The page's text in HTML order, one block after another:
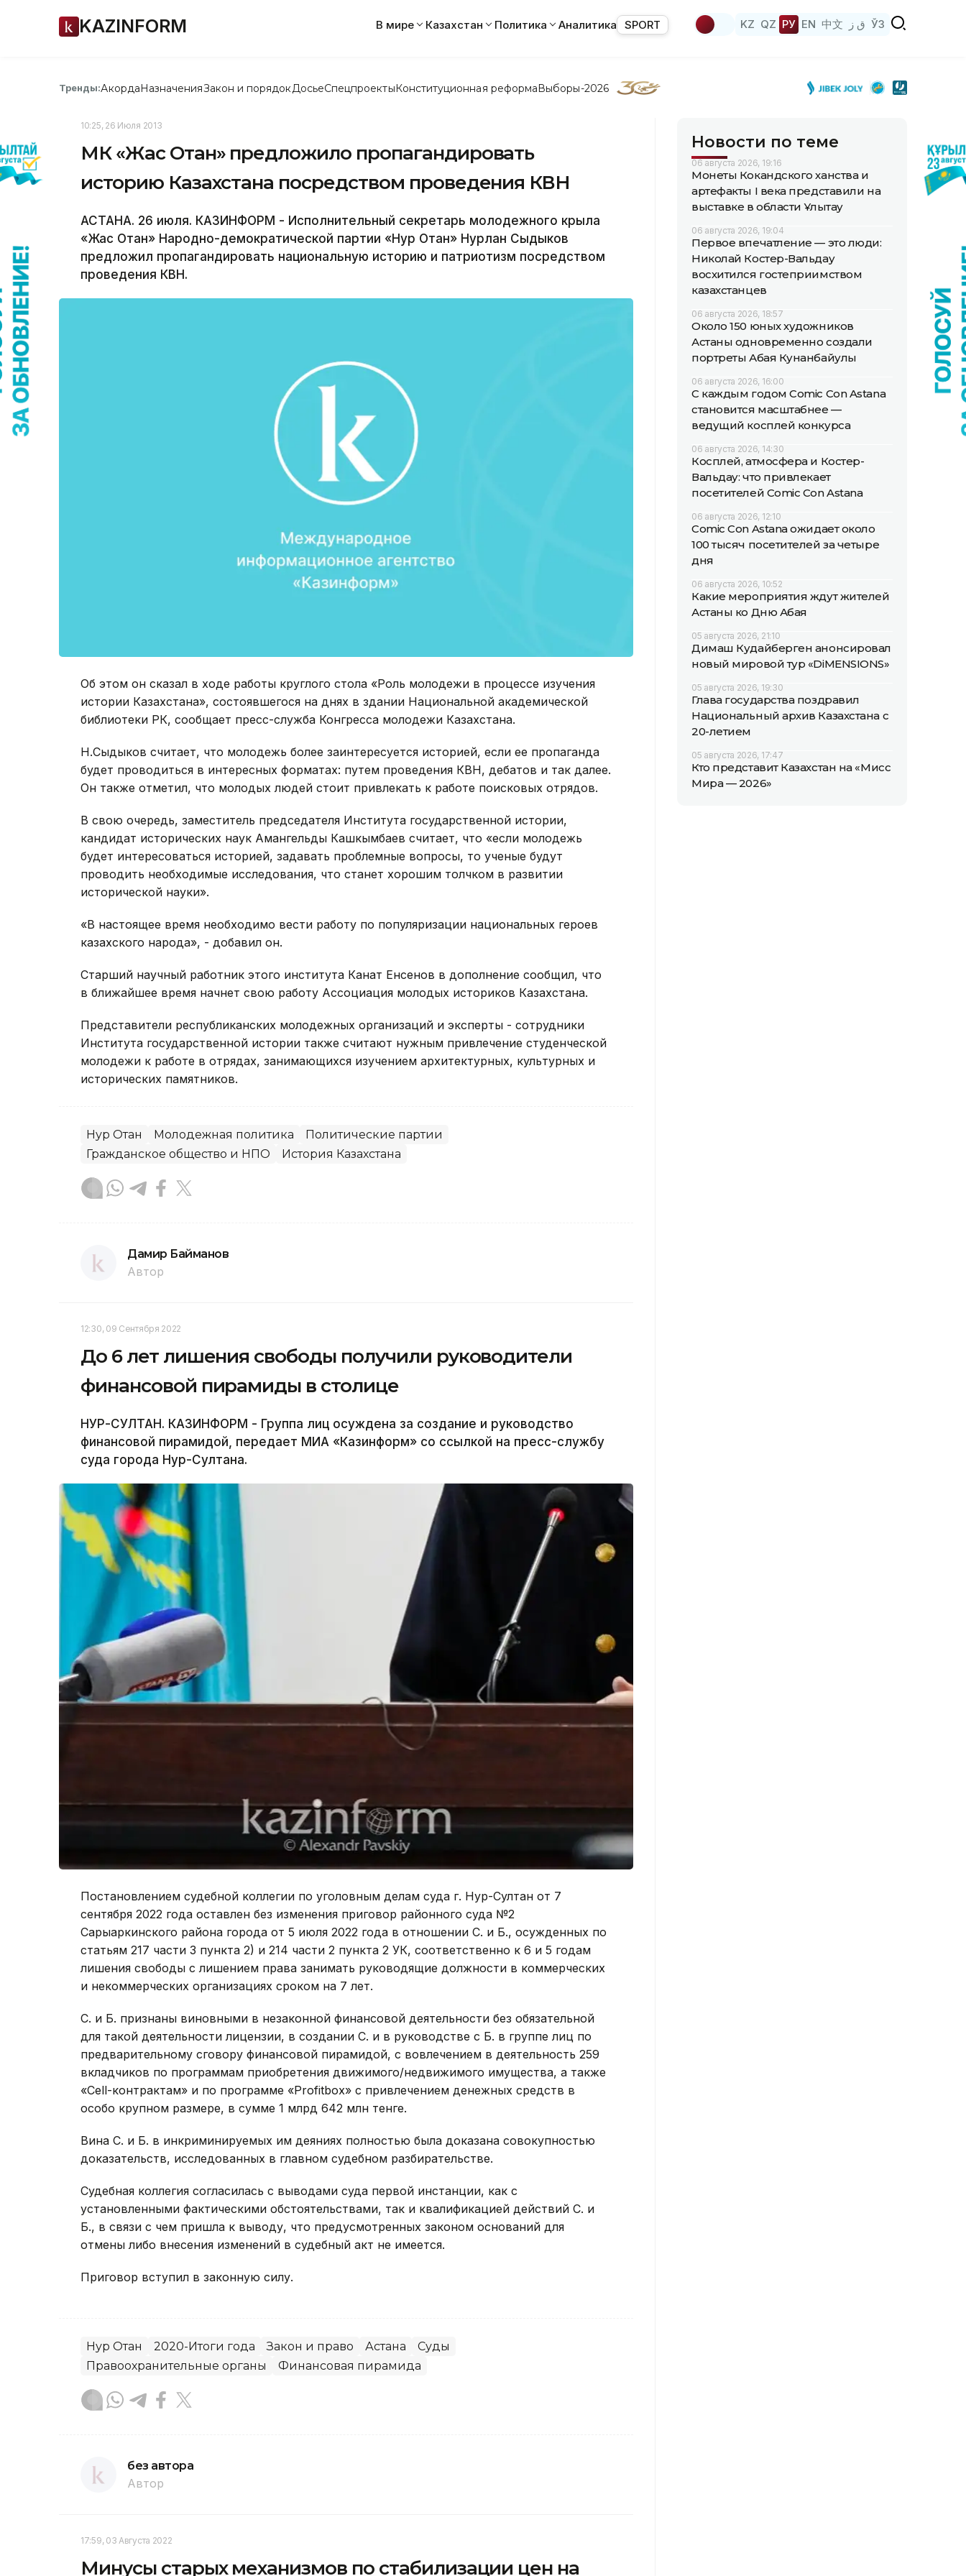
KAZINFORM В мире Казахстан Политика Аналитика SPORT KZ QZ РУ EN 中文 ق ز ЎЗ
Тренды:АкордаНазначенияЗакон и порядок ДосьеСпецпроектыКонституционная реформаВыборы-2026
10:25, 26 Июля 2013
МК «Жас Отан» предложило пропагандировать
историю Казахстана посредством проведения КВН
АСТАНА. 26 июля. КАЗИНФОРМ - Исполнительный секретарь молодежного крыла
«Жас Отан» Народно-демократической партии «Нур Отан» Нурлан Сыдыков
предложил пропагандировать национальную историю и патриотизм посредством
проведения КВН.
Об этом он сказал в ходе работы круглого стола «Роль молодежи в процессе изучения
истории Казахстана», состоявшегося на днях в здании Национальной академической
библиотеки РК, сообщает пресс-служба Конгресса молодежи Казахстана.
Н.Сыдыков считает, что молодежь более заинтересуется историей, если ее пропаганда
будет проводиться в интересных форматах: путем проведения КВН, дебатов и так далее.
Он также отметил, что молодых людей стоит привлекать к работе поисковых отрядов.
В свою очередь, заместитель председателя Института государственной истории,
кандидат исторических наук Амангельды Кашкымбаев считает, что «если молодежь
будет интересоваться историей, задавать проблемные вопросы, то ученые будут
проводить необходимые исследования, что станет хорошим толчком в развитии
исторической науки».
«В настоящее время необходимо вести работу по популяризации национальных героев
казахского народа», - добавил он.
Старший научный работник этого института Канат Енсенов в дополнение сообщил, что
в ближайшее время начнет свою работу Ассоциация молодых историков Казахстана.
Представители республиканских молодежных организаций и эксперты - сотрудники
Института государственной истории также считают нужным привлечение студенческой
молодежи к работе в отрядах, занимающихся изучением архитектурных, культурных и
исторических памятников.
Нур Отан Молодежная политика
Политические партии
Гражданское общество и НПО
История Казахстана
Дамир Байманов
Автор
12:30, 09 Сентября 2022
До 6 лет лишения свободы получили руководители
финансовой пирамиды в столице
НУР-СУЛТАН. КАЗИНФОРМ - Группа лиц осуждена за создание и руководство
финансовой пирамидой, передает МИА «Казинформ» со ссылкой на пресс-службу
суда города Нур-Султана.
Постановлением судебной коллегии по уголовным делам суда г. Нур-Султан от 7
сентября 2022 года оставлен без изменения приговор районного суда №2
Сарыаркинского района города от 5 июля 2022 года в отношении С. и Б., осужденных по
статьям 217 части 3 пункта 2) и 214 части 2 пункта 2 УК, соответственно к 6 и 5 годам
лишения свободы с лишением права занимать руководящие должности в коммерческих
и некоммерческих организациях сроком на 7 лет.
С. и Б. признаны виновными в незаконной финансовой деятельности без обязательной
для такой деятельности лицензии, в создании С. и в руководстве с Б. в группе лиц по
предварительному сговору финансовой пирамидой, с вовлечением в деятельность 259
вкладчиков по программам приобретения движимого/недвижимого имущества, а также
«Cell-контрактам» и по программе «Profitbox» с привлечением денежных средств в
особо крупном размере, в сумме 1 млрд 642 млн тенге.
Вина С. и Б. в инкриминируемых им деяниях полностью была доказана совокупностью
доказательств, исследованных в главном судебном разбирательстве.
Судебная коллегия согласилась с выводами суда первой инстанции, как с
установленными фактическими обстоятельствами, так и квалификацией действий С. и
Б., в связи с чем пришла к выводу, что предусмотренных законом оснований для
отмены либо внесения изменений в судебный акт не имеется.
Приговор вступил в законную силу.
Нур Отан 2020-Итоги года Закон и право Астана
Суды
Правоохранительные органы
Финансовая пирамида
без автора
Автор
17:59, 03 Августа 2022
Минусы старых механизмов по стабилизации цен на
Новости по теме
06 августа 2026, 19:16
Монеты Кокандского ханства и
артефакты I века представили на
выставке в области Ұлытау
06 августа 2026, 19:04
Первое впечатление — это люди:
Николай Костер-Вальдау
восхитился гостеприимством
казахстанцев
06 августа 2026, 18:57
Около 150 юных художников
Астаны одновременно создали
портреты Абая Кунанбайулы
06 августа 2026, 16:00
С каждым годом Comic Con Astana
становится масштабнее —
ведущий косплей конкурса
06 августа 2026, 14:30
Косплей, атмосфера и Костер-
Вальдау: что привлекает
посетителей Comic Con Astana
06 августа 2026, 12:10
Comic Con Astana ожидает около
100 тысяч посетителей за четыре
дня
06 августа 2026, 10:52
Какие мероприятия ждут жителей
Астаны ко Дню Абая
05 августа 2026, 21:10
Димаш Кудайберген анонсировал
новый мировой тур «DiMENSIONS»
05 августа 2026, 19:30
Глава государства поздравил
Национальный архив Казахстана с
20-летием
05 августа 2026, 17:47
Кто представит Казахстан на «Мисс
Мира — 2026»